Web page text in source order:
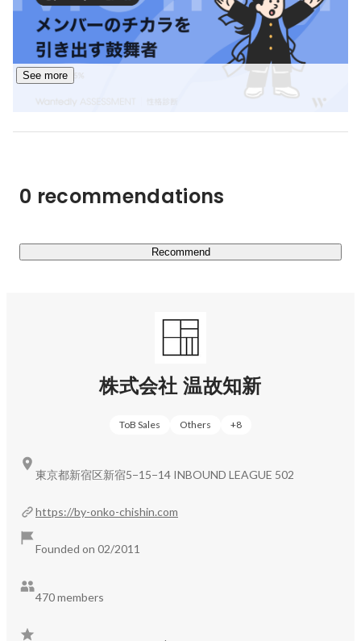
◎壱岐（福岡から1時間の離島）のスモールラグジュアリ
ーホテル「壱岐リトリート海里村上 by 温故知新」の運営
ミシュランガイドで５ブラックパビリオン獲得。
◎「KEIRIN HOTEL 10 by 温故知新」一面のバンクビュー
年夏に開業したスモールラグジュアリーホテル。キリスト
教文化が根付く土地には、教会建築などの観光資源も豊富
◎「maison owl」山口県宇部市にある「1万年前からあり
そうで1万年後にもそこにありそうな。」というコンセプ
トで、建築家 石上純也設計。洞窟のようなレストラン。
◎「箱根 エモア・テラス by 温故知新」箱根ラリック美術
リエント急行の車輛内でカフェメニューを楽しんでいただ
ける施設をプロデュースしています。
【これまでの実績とこれから】
◎旅館の震災復興プロジェクトを20件以上手掛けました。
◎新築・リノベを含め、長崎県五島、岡山県玉野、大阪
す。
◎ホームページ作成
See more
0 recommendations
Recommend
株式会社 温故知新
ToB Sales Others +8
https://by-onko-chishin.com
Founded on 02/2011
470 members
東京都新宿区新宿5−15−14 INBOUND LEAGUE 502